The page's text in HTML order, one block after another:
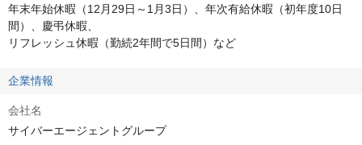
年末年始休暇（12月29日～1月3日）、年次有給休暇（初年度10日
間）、慶弔休暇、
リフレッシュ休暇（勤続2年間で5日間）など
企業情報
会社名
サイバーエージェントグループ